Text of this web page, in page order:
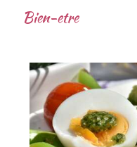
Bien-etre